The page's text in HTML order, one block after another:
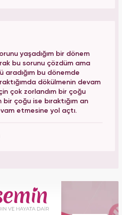
yaşadığım bir dönem
bu sorunu çözdüm ama
aradığım bu dönemde
dökülmenin devam
çok zorlandım bir çoğu
çoğu ise bıraktığım an
etmesine yol açtı.